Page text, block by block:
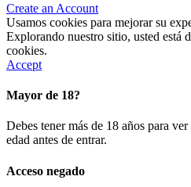
Create an Account
Usamos cookies para mejorar su
Explorando nuestro sitio, usted está
cookies.
Accept
Mayor de 18?
Debes tener más de 18 años para
edad antes de entrar.
Acceso negado